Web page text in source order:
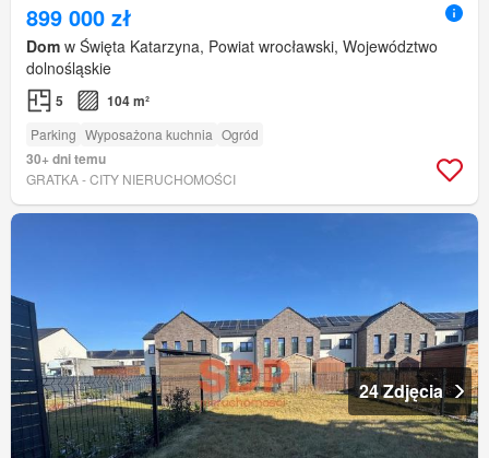
899 000 zł
Dom w Święta Katarzyna, Powiat wrocławski, Województwo
dolnośląskie
5 104 m²
Parking Wyposażona kuchnia Ogród
30+ dni temu
GRATKA - CITY NIERUCHOMOŚCI
24 Zdjęcia